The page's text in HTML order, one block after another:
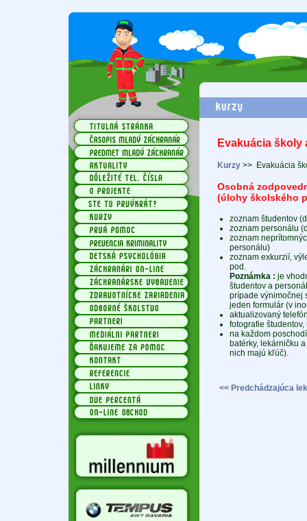
Evakuácia školy
Kurzy>> Evakuácia
Osobná
(úlohy školského
zoznam študentov
zoznam personálu
zoznam
personálu)
zoznam exkurzií,
pod.
Poznámka : je
študentov a
prípade výnimočnej
jeden formulár (v
aktualizovaný
fotografie
na každom
batérky, lekárničku
nich majú kľúč).
<< Predchádzajúca